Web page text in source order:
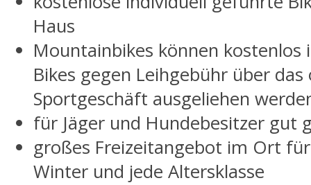
Haus
Mountainbikes können kostenlos
Bikes gegen Leihgebühr über das
Sportgeschäft ausgeliehen
für Jäger und Hundebesitzer gut
großes Freizeitangebot im Ort
Winter und jede Altersklasse